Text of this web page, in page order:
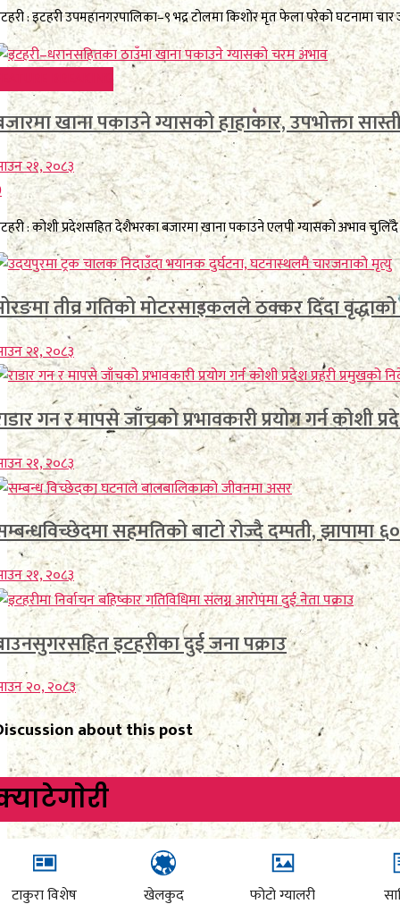
: इटहरी उपमहानगरपालिका–९ भद्र टोलमा किशोर मृत फेला परेको घटनामा
खाना पकाउने ग्यासको हाहाकार, उपभोक्ता
२१, २०८३
: कोशी प्रदेशसहित देशैभरका बजारमा खाना पकाउने एलपी ग्यासको अभाव
तीव्र गतिको मोटरसाइकलले ठक्कर दिँदा
२१, २०८३
गन र मापसे जाँचको प्रभावकारी प्रयोग गर्न कोशी
२१, २०८३
सहमतिको बाटो रोज्दै दम्पती, झापामा
२१, २०८३
इटहरीका दुई जना पक्राउ
२०, २०८३
about this post
टाकुरा विशेष खेलकुद फोटो ग्यालरी